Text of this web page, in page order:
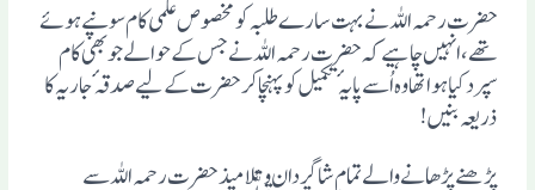
حضرت رحمہ اللہ نے بہت سارے طلبہ کو مخصوص علمی کام سونپے ہوئے
تھے، انہیں چاہیے کہ حضرت رحمہ اللہ نے جس کے حوالے جو بھی کام
سپرد کیا ہوا تھا وہ اُسے پایہٴ تکمیل کو پہنچاکر حضرت کے لیے صدقہٴ جاریہ کا
ذریعہ بنیں!
پڑھنے پڑھانے والے تمام شاگردان وتلامیذ حضرت رحمہ اللہ سے